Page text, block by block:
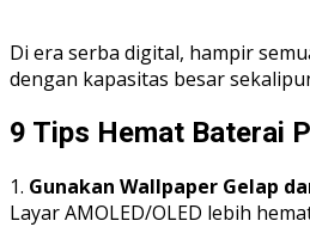
Di era serba digital, hampir
dengan kapasitas besar
9 Tips Hemat Baterai
1. Gunakan Wallpaper Gelap
Layar AMOLED/OLED lebih